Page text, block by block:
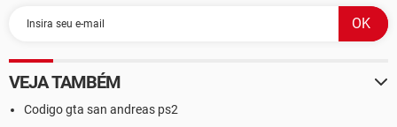
VEJA TAMBÉM
Codigo gta san andreas ps2